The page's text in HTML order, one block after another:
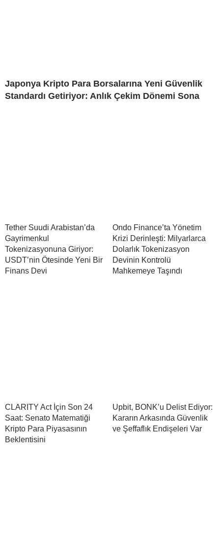
Japonya Kripto Para Borsalarına Yeni Güvenlik
Standardı Getiriyor: Anlık Çekim Dönemi Sona
Tether Suudi Arabistan’da
Gayrimenkul
Tokenizasyonuna Giriyor:
USDT’nin Ötesinde Yeni Bir
Finans Devi
Ondo Finance’ta Yönetim
Krizi Derinleşti: Milyarlarca
Dolarlık Tokenizasyon
Devinin Kontrolü
Mahkemeye Taşındı
CLARITY Act İçin Son 24
Saat: Senato Matematiği
Kripto Para Piyasasının
Beklentisini
Upbit, BONK’u Delist Ediyor:
Kararın Arkasında Güvenlik
ve Şeffaflık Endişeleri Var